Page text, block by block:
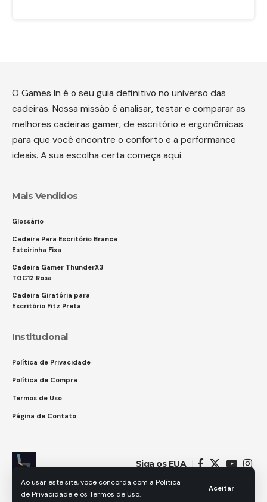
Ao usar este site, você concorda com a Política
de Privacidade e os Termos de Uso.
Aceitar
O Games In é o seu guia definitivo no universo das
cadeiras. Nossa missão é analisar, testar e comparar as
melhores cadeiras gamer, de escritório e ergonômicas
para que você encontre o conforto e a performance
ideais. A sua escolha certa começa aqui.
Mais Vendidos
Glossário
Cadeira Para Escritório Branca
Esteirinha Fixa
Cadeira Gamer ThunderX3
TGC12 Rosa
Cadeira Giratória para
Escritório Fitz Preta
Institucional
Política de Privacidade
Política de Compra
Termos de Uso
Página de Contato
Siga os EUA